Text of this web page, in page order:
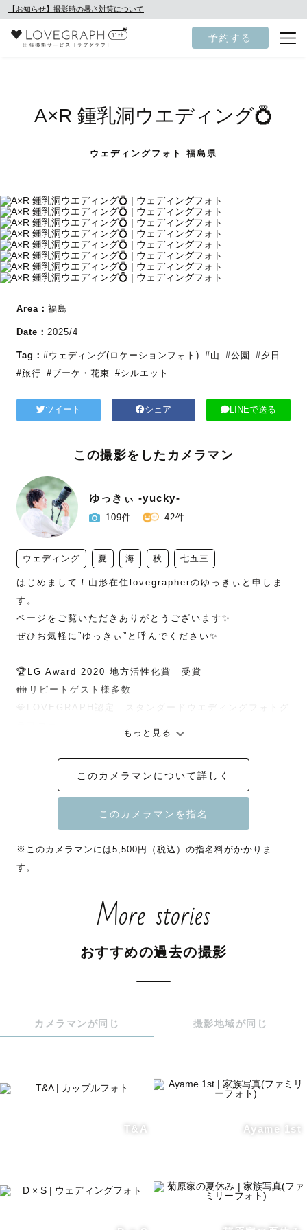
【お知らせ】撮影時の暑さ対策について
予約する
A×R 鍾乳洞ウエディング💍
ウェディングフォト 福島県
Area： 福島
Date： 2025/4
Tag： #ウェディング(ロケーションフォト) #山 #公園
#夕日
#旅行 #ブーケ・花束 #シルエット
ツイート シェア LINEで送る
この撮影をしたカメラマン
ゆっきぃ -yucky-
109件 42件
ウェディング 夏 海 秋 七五三
はじめまして！山形在住lovegrapherのゆっきぃと申しま
す。
ページをご覧いただきありがとうございます✨
ぜひお気軽に”ゆっきぃ”と呼んでください✨
🏆LG Award 2020 地方活性化賞　受賞
👪リピートゲスト様多数
💎LOVEGRAPH認定　スタンダードウエディングフォトグ
📸ゲストレビュー平均⭐️⭐️⭐️⭐️⭐️５
📸平均納品枚数　１００枚以上
💉新型コロナワクチン4回接種済み
💉撮影は不織布マスクやアルコール除菌等、感染対策を徹
底して行います。
シフト制で別の仕事がありますので基本的にスケジュー
ルは「×」となっていますが、
ますと予定を空けることも可能です！
9月以降も絶賛募集中ですが、ご予約は先着順となって
もし撮影内容や予約についてご不明・ご相談があれば、
・“楽しそうにしているところや笑顔を引き出した写真”
もっと見る
このカメラマンについて詳しく
※このカメラマンには5,500円（税込）の指名料がかかりま
す。
More stories
おすすめの過去の撮影
カメラマンが同じ 撮影地域が同じ
T&A Ayame 1st